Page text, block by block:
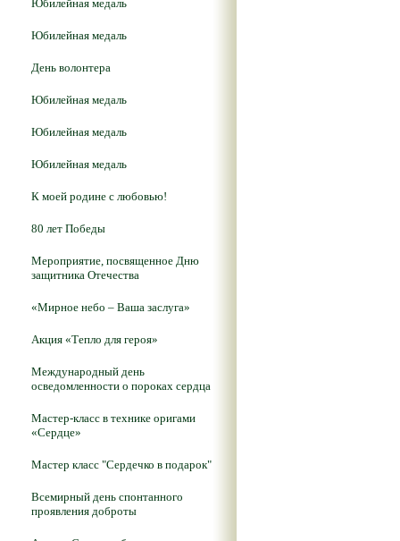
Юбилейная медаль
Юбилейная медаль
День волонтера
Юбилейная медаль
Юбилейная медаль
Юбилейная медаль
К моей родине с любовью!
80 лет Победы
Мероприятие, посвященное Дню
защитника Отечества
«Мирное небо – Ваша заслуга»
Акция «Тепло для героя»
Международный день
осведомленности о пороках сердца
Мастер-класс в технике оригами
«Сердце»
Мастер класс "Сердечко в подарок"
Всемирный день спонтанного
проявления доброты